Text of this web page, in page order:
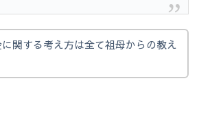
関する考え方は全て祖母からの教え